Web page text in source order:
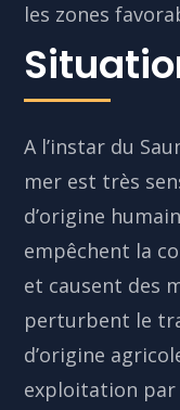
les zones
A l’instar du
mer est très
d’origine
empêchent la
et causent des
perturbent le
d’origine
exploitation par